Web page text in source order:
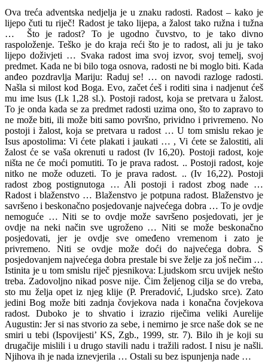
Ova treća adventska nedjelja je u znaku radosti. Radost – kako je
lijepo čuti tu riječ! Radost je tako lijepa, a žalost tako ružna i tužna
… Što je radost? To je ugodno čuvstvo, to je tako divno
raspoloženje. Teško je do kraja reći što je to radost, ali ju je tako
lijepo doživjeti … Svaka radost ima svoj izvor, svoj temelj, svoj
predmet. Kada ne bi bilo toga osnova, radosti ne bi moglo biti. Kada
anđeo pozdravlja Mariju: Raduj se! … on navodi razloge radosti.
Našla si milost kod Boga. Evo, začet ćeš i roditi sina i nadjenut ćeš
mu ime lsus (Lk 1,28 sl.). Postoji radost, koja se pretvara u žalost.
To je onda kada se za predmet radosti uzima ono, što to zapravo to
ne može biti, ili može biti samo površno, prividno i privremeno. No
postoji i žalost, koja se pretvara u radost … U tom smislu rekao je
Isus apostolima: Vi ćete plakati i jaukati … , Vi ćete se žalostiti, ali
žalost će se vaša okrenuti u radost (Iv 16,20). Postoji radost, koje
ništa ne će moći pomutiti. To je prava radost. .. Postoji radost, koje
nitko ne može oduzeti. To je prava radost. .. (Iv 16,22). Postoji
radost zbog postignutoga … Ali postoji i radost zbog nade …
Radost i blaženstvo … Blaženstvo je potpuna radost. Blaženstvo je
savršeno i beskonačno posjedovanje najvećega dobra … To je ovdje
nemoguće … Niti se to ovdje može savršeno posjedovati, jer je
ovdje na neki način sve ugroženo … Niti se može beskonačno
posjedovati, jer je ovdje sve omeđeno vremenom i zato je
privremeno. Niti se ovdje može doći do najvećega dobra. S
posjedovanjem najvećega dobra prestale bi sve želje za još nečim …
Istinita je u tom smislu riječ pjesnikova: Ljudskom srcu uvijek nešto
treba. Zadovoljno nikad posve nije. Čim željenog cilja se do vreba,
sto mu želja opet iz njeg klije (P. Preradović, Ljudsko srce). Zato
jedini Bog može biti zadnja čovjekova nada i konačna čovjekova
radost. Duboko je to shvatio i izrazio riječima veliki Aurelije
Augustin: Jer si nas stvorio za sebe, i nemirno je srce naše dok se ne
smiri u tebi (Ispovijesti’ KS, Zgb., 1999, str. 7). Bilo ih je koji su
drugačije mislili i u drugo stavili nadu i tražili radost. I nisu je našli.
Njihova ih je nada iznevjerila … Ostali su bez ispunjenja nade …